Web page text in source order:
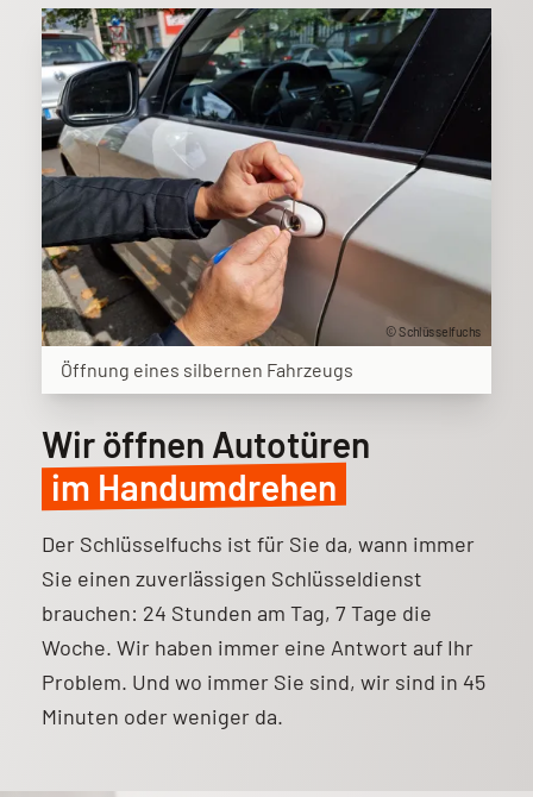
© Schlüsselfuchs
Öffnung eines silbernen Fahrzeugs
Wir öffnen Autotüren
im Handumdrehen
Der Schlüsselfuchs ist für Sie da, wann immer
Sie einen zuverlässigen Schlüsseldienst
brauchen: 24 Stunden am Tag, 7 Tage die
Woche. Wir haben immer eine Antwort auf Ihr
Problem. Und wo immer Sie sind, wir sind in 45
Minuten oder weniger da.